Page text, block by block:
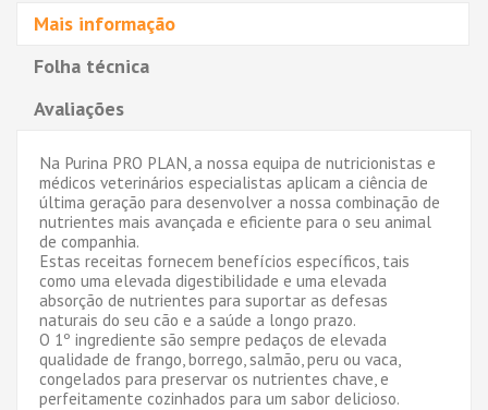
Mais informação
Folha técnica
Avaliações
Na Purina PRO PLAN, a nossa equipa de nutricionistas e
médicos veterinários especialistas aplicam a ciência de
última geração para desenvolver a nossa combinação de
nutrientes mais avançada e eficiente para o seu animal
de companhia.
Estas receitas fornecem benefícios específicos, tais
como uma elevada digestibilidade e uma elevada
absorção de nutrientes para suportar as defesas
naturais do seu cão e a saúde a longo prazo.
O 1º ingrediente são sempre pedaços de elevada
qualidade de frango, borrego, salmão, peru ou vaca,
congelados para preservar os nutrientes chave, e
perfeitamente cozinhados para um sabor delicioso.